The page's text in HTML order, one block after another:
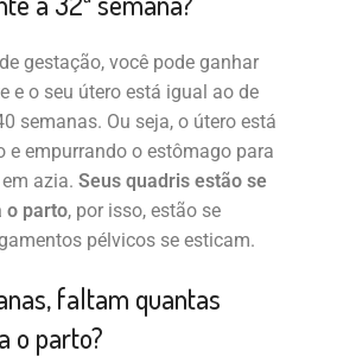
gestação, você pode ganhar
e o seu útero está igual ao de
semanas. Ou seja, o útero está
e empurrando o estômago para
azia. Seus quadris estão se
o parto, por isso, estão se
pélvicos se esticam.
faltam quantas
o parto?